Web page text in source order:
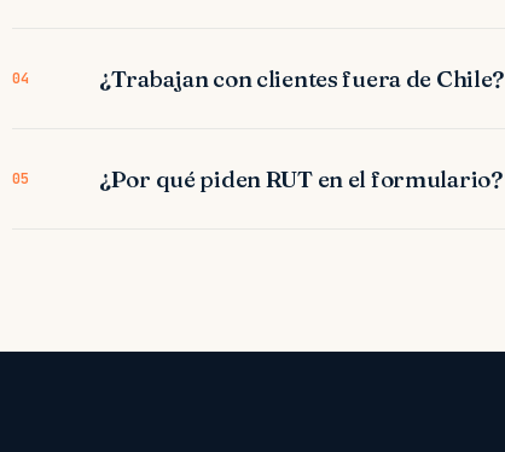
04 ¿Trabajan con clientes fuera de Chile?
05 ¿Por qué piden RUT en el formulario?